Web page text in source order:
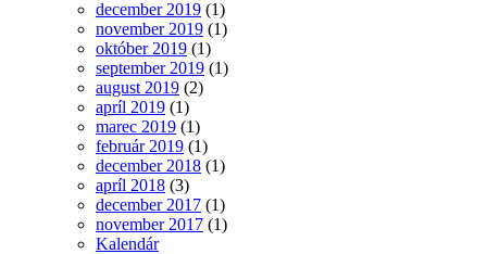
december 2019 (1)
november 2019 (1)
október 2019 (1)
september 2019 (1)
august 2019 (2)
apríl 2019 (1)
marec 2019 (1)
február 2019 (1)
december 2018 (1)
apríl 2018 (3)
december 2017 (1)
november 2017 (1)
Kalendár